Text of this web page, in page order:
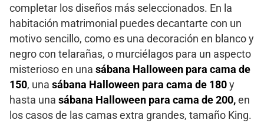
completar los diseños más seleccionados. En la
habitación matrimonial puedes decantarte con un
motivo sencillo, como es una decoración en blanco y
negro con telarañas, o murciélagos para un aspecto
misterioso en una sábana Halloween para cama de
150, una sábana Halloween para cama de 180 y
hasta una sábana Halloween para cama de 200, en
los casos de las camas extra grandes, tamaño King.